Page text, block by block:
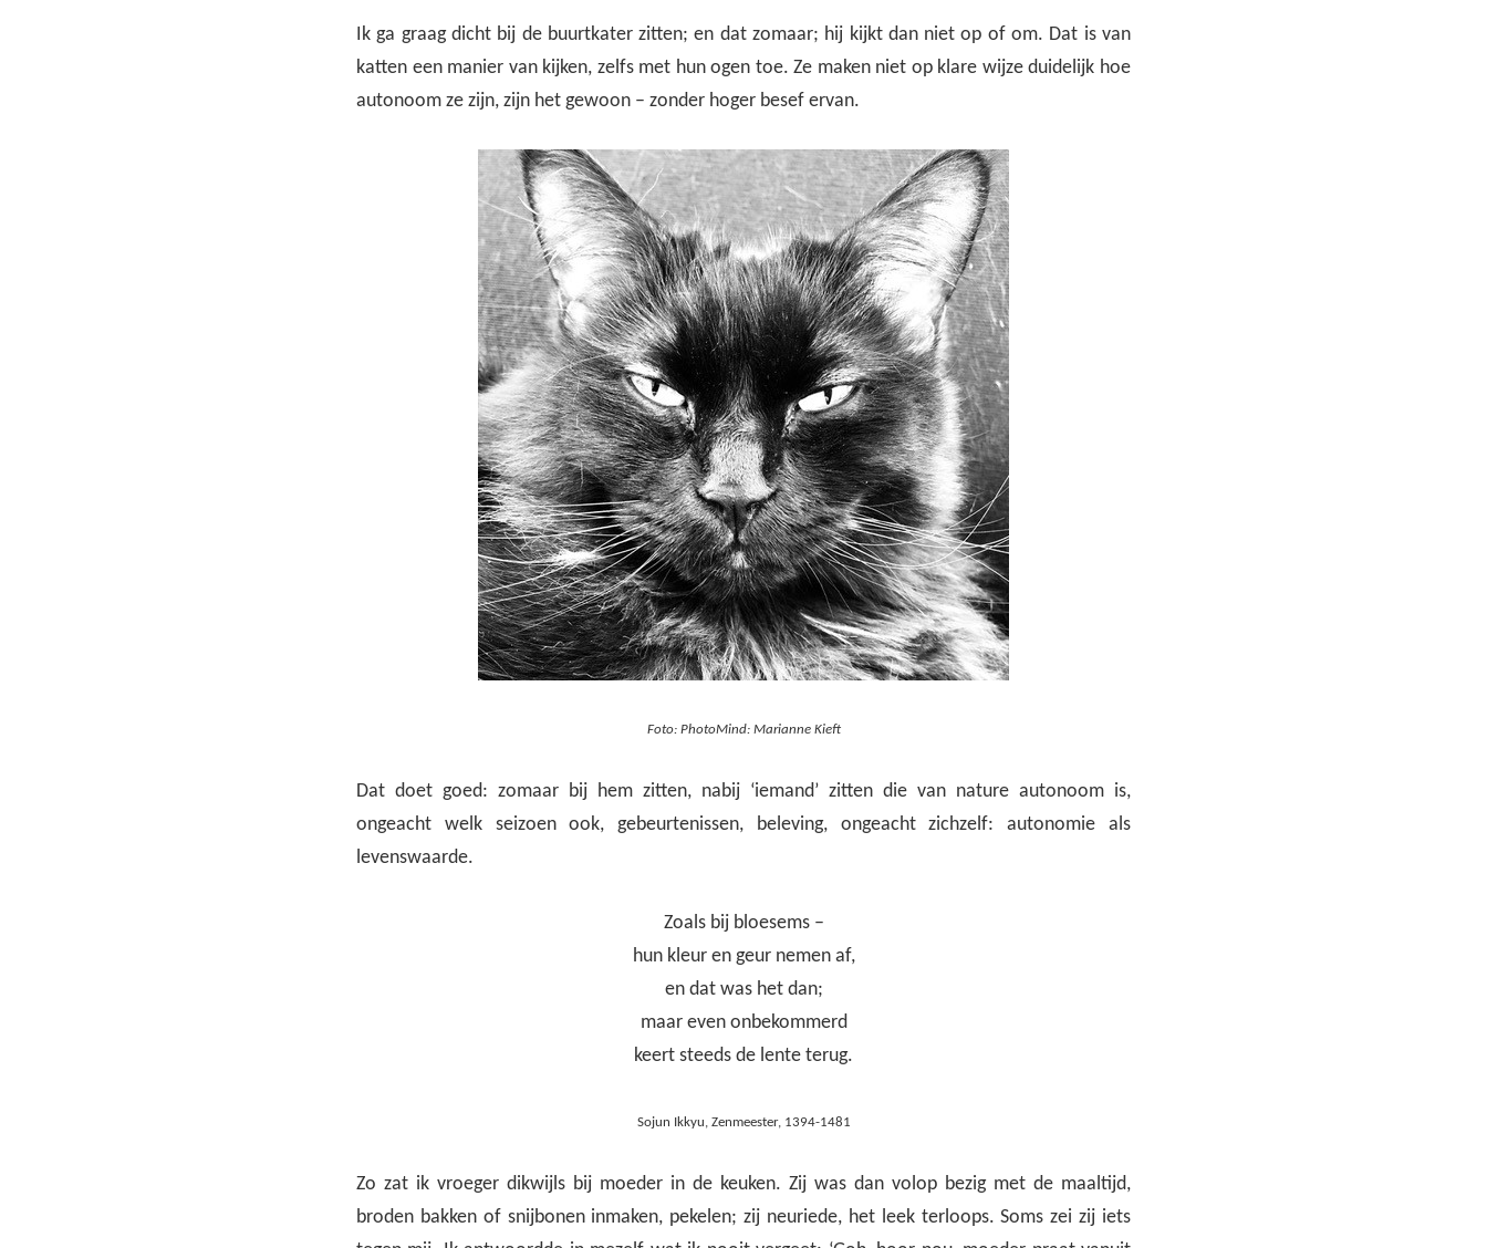
Ik ga graag dicht bij de buurtkater zitten; en dat zomaar; hij kijkt dan niet op of om. Dat is van
katten een manier van kijken, zelfs met hun ogen toe. Ze maken niet op klare wijze duidelijk hoe
autonoom ze zijn, zijn het gewoon – zonder hoger besef ervan.
Foto: PhotoMind: Marianne Kieft
Dat doet goed: zomaar bij hem zitten, nabij ‘iemand’ zitten die van nature autonoom is,
ongeacht welk seizoen ook, gebeurtenissen, beleving, ongeacht zichzelf: autonomie als
levenswaarde.
Zoals bij bloesems –
hun kleur en geur nemen af,
en dat was het dan;
maar even onbekommerd
keert steeds de lente terug.
Sojun Ikkyu, Zenmeester, 1394-1481
Zo zat ik vroeger dikwijls bij moeder in de keuken. Zij was dan volop bezig met de maaltijd,
broden bakken of snijbonen inmaken, pekelen; zij neuriede, het leek terloops. Soms zei zij iets